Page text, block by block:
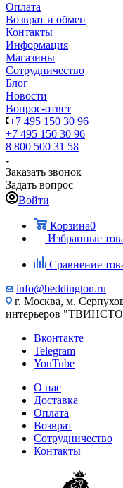
Оплата
Возврат и обмен
Контакты
Информация
Магазины
Сотрудничество
Блог
Новости
Вопрос-ответ
+7 495 150 30 96
+7 495 150 30 96
8 800 500 31 58
Заказать звонок
Задать вопрос
Войти
Корзина0
Избранные
Сравнение
info@beddington.ru
г. Москва, м.
интерьеров
Вконтакте
Telegram
YouTube
О нас
Доставка
Оплата
Возврат
Сотрудничество
Контакты